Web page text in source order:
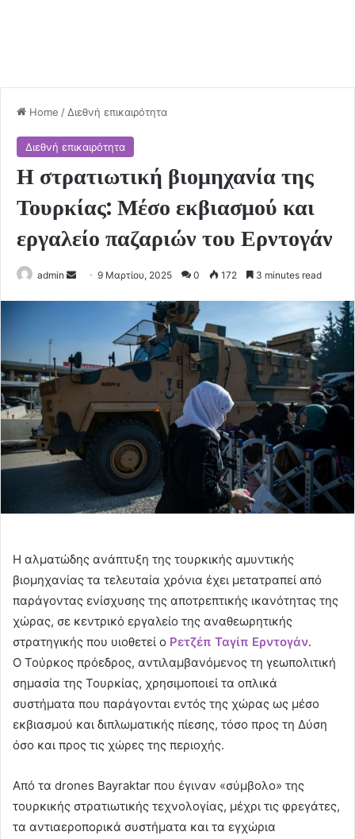
Home / Διεθνή επικαιρότητα
Διεθνή επικαιρότητα
Η στρατιωτική βιομηχανία της
Τουρκίας: Μέσο εκβιασμού και
εργαλείο παζαριών του Ερντογάν
admin
Send9 Μαρτίου, 2025 0 172 3 minutes read
Η αλματώδης ανάπτυξη της τουρκικής αμυντικής
βιομηχανίας τα τελευταία χρόνια έχει μετατραπεί από
παράγοντας ενίσχυσης της αποτρεπτικής ικανότητας της
χώρας, σε κεντρικό εργαλείο της αναθεωρητικής
στρατηγικής που υιοθετεί ο Ρετζέπ Ταγίπ Ερντογάν.
Ο Τούρκος πρόεδρος, αντιλαμβανόμενος τη γεωπολιτική
σημασία της Τουρκίας, χρησιμοποιεί τα οπλικά
συστήματα που παράγονται εντός της χώρας ως μέσο
εκβιασμού και διπλωματικής πίεσης, τόσο προς τη Δύση
όσο και προς τις χώρες της περιοχής.
Από τα drones Bayraktar που έγιναν «σύμβολο» της
τουρκικής στρατιωτικής τεχνολογίας, μέχρι τις φρεγάτες,
τα αντιαεροπορικά συστήματα και τα εγχώρια